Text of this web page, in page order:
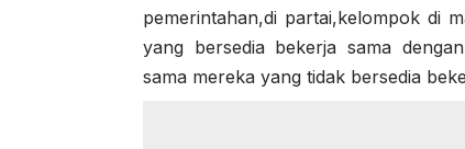
pemerintahan,di partai,kelompok di
yang bersedia bekerja sama
sama mereka yang tidak bersedia